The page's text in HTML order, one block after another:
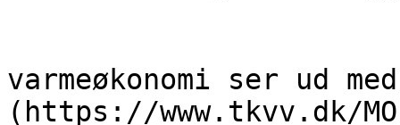
varmeøkonomi ser ud
(https://www.tkvv.dk/